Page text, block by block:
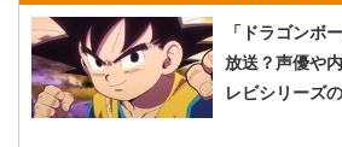
「ドラゴンボ
放送？声優や
レビシリーズ